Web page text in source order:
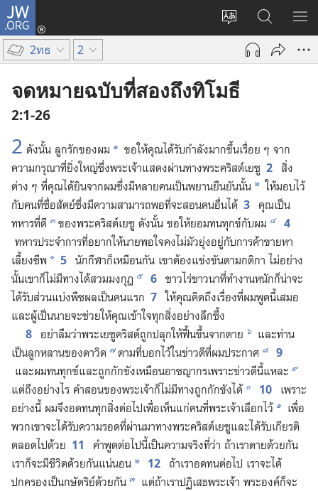
JW.ORG
เปลี่ยน
ภาษา
เข้า
(เปิด
หน้าต่าง
ใหม่)
ค้นหา
ใน
JW.ORG
แส
2ทธ 2
จดหมายฉบับที่สองถึงทิโมธี
2:1-26
2 ดัง​นั้น ลูก​รัก​ของ​ผม ๑ ขอ​ให้​คุณ​ได้​รับ​กำลัง​มาก​ขึ้น​เรื่อย ๆ จาก​
ความ​กรุณา​ที่​ยิ่ง​ใหญ่​ซึ่ง​พระเจ้า​แสดง​ผ่าน​ทาง​พระ​คริสต์​เยซู 2 สิ่ง​
ต่าง ๆ ที่​คุณ​ได้​ยิน​จาก​ผม​ซึ่ง​มี​หลาย​คน​เป็น​พยาน​ยืน​ยัน​นั้น ๒ ให้​มอบ​ไว้​
กับ​คน​ที่​ซื่อ​สัตย์​ซึ่ง​มี​ความ​สามารถ​พอ​ที่​จะ​สอน​คน​อื่น​ได้ 3 คุณ​เป็น​
ทหาร​ที่​ดี ๓ ของ​พระ​คริสต์​เยซู ดัง​นั้น ขอ​ให้​ยอม​ทน​ทุกข์​กับ​ผม ๔
4
ทหาร​ประจำการ​ที่​อยาก​ให้​นาย​พอ​ใจ​คง​ไม่​มัว​ยุ่ง​อยู่​กับ​การ​ค้า​ขาย​หา​
เลี้ยง​ชีพ * 5 นัก​กีฬา​ก็​เหมือน​กัน เขา​ต้อง​แข่งขัน​ตาม​กติกา ไม่​อย่าง​
นั้น​เขา​ก็​ไม่​มี​ทาง​ได้​สวม​มงกุฎ ๕ 6 ชาว​ไร่​ชาว​นา​ที่​ทำ​งาน​หนัก​ก็​น่า​จะ​
ได้​รับ​ส่วน​แบ่ง​พืช​ผล​เป็น​คน​แรก 7 ให้​คุณ​คิด​ถึง​เรื่อง​ที่​ผม​พูด​นี้​เสมอ
และ​ผู้​เป็น​นาย​จะ​ช่วย​ให้​คุณ​เข้าใจ​ทุก​สิ่ง​อย่าง​ลึกซึ้ง
8 อย่า​ลืม​ว่า​พระ​เยซู​คริสต์​ถูก​ปลุก​ให้​ฟื้น​ขึ้น​จาก​ตาย ๖
และ​ท่าน​
เป็น​ลูก​หลาน​ของ​ดาวิด ๗ ตาม​ที่​บอก​ไว้​ใน​ข่าว​ดี​ที่​ผม​ประกาศ ๘
9
และ​ผม​ทน​ทุกข์​และ​ถูก​กัก​ขัง​เหมือน​อาชญากร​เพราะ​ข่าว​ดี​นี้​แหละ ๙
แต่​ถึง​อย่าง​ไร คำ​สอน​ของ​พระเจ้า​ก็​ไม่​มี​ทาง​ถูก​กัก​ขัง​ได้ ๐ 10 เพราะ​
อย่าง​นี้ ผม​จึง​อด​ทน​ทุก​สิ่ง​ต่อ​ไป​เพื่อ​เห็น​แก่​คน​ที่​พระเจ้า​เลือก​ไว้ ๑
เพื่อ​
พวก​เขา​จะ​ได้​รับ​ความ​รอด​ที่​ผ่าน​มา​ทาง​พระ​คริสต์​เยซู​และ​ได้​รับ​เกียรติ​
ตลอด​ไป​ด้วย 11
คำ​พูด​ต่อ​ไป​นี้​เป็น​ความ​จริง​ที่​ว่า ถ้า​เรา​ตาย​ด้วย​กัน
เรา​ก็​จะ​มี​ชีวิต​ด้วย​กัน​แน่นอน ๒ 12 ถ้า​เรา​อด​ทน​ต่อ​ไป เรา​จะ​ได้​
ปกครอง​เป็น​กษัตริย์​ด้วย​กัน ๓
แต่​ถ้า​เรา​ปฏิเสธ​พระเจ้า พระองค์​ก็​จะ​